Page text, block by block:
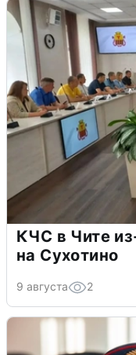
КЧС в Чите
на Сухотино
9 августа 2